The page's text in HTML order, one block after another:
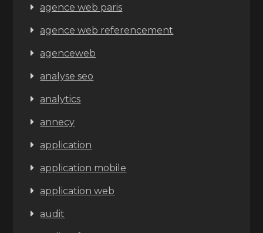
agence web paris
agence web referencement
agenceweb
analyse seo
analytics
annecy
application
application mobile
application web
audit